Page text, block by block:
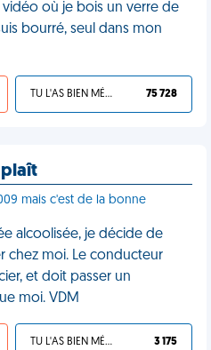
où je bois un verre de
bourré, seul dans mon
TU L'AS BIEN MÉRITÉ 75 728
plaît
mais c'est de la bonne
alcoolisée, je décide de
chez moi. Le conducteur
et doit passer un
moi. VDM
TU L'AS BIEN MÉRITÉ 3 175